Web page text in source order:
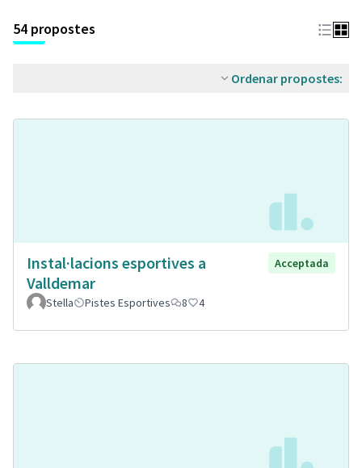
54 propostes
Ordenar propostes:
Instal·lacions esportives a
Valldemar
Acceptada
Stella Pistes Esportives 8 4